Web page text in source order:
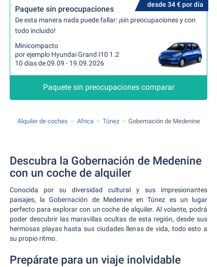
desde 34 € por día
Paquete sin preocupaciones
De esta manera nada puede fallar: ¡sin preocupaciones y con
todo incluido!
Minicompacto
por ejemplo Hyundai Grand I10 1.2
10 días de 09.09 - 19.09.2026
Paquete sin preocupaciones comparar
Alquiler de coches Africa Túnez Gobernación de Medenine
Descubra la Gobernación de Medenine
con un coche de alquiler
Conocida por su diversidad cultural y sus impresionantes
paisajes, la Gobernación de Medenine en Túnez es un lugar
perfecto para explorar con un coche de alquiler. Al volante, podrá
poder descubrir las maravillas ocultas de esta región, desde sus
hermosas playas hasta sus ciudades llenas de vida, todo esto a
su propio ritmo.
Prepárate para un viaje inolvidable